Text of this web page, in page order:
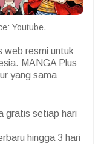
Youtube.
web resmi untuk
MANGA Plus
yang sama
gratis setiap hari
hingga 3 hari